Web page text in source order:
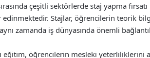
çeşitli sektörlerde staj yapma
Stajlar, öğrencilerin teorik
zamanda iş dünyasında önemli
eğitim, öğrencilerin mesleki yeterliliklerini